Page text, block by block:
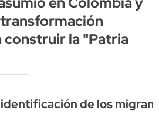
construir la "Patria
de los